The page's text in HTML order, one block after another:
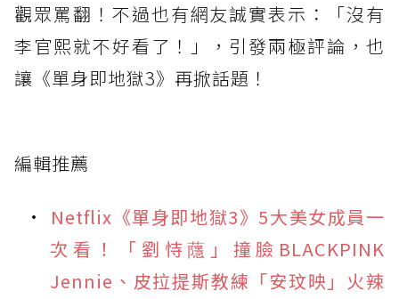
觀眾罵翻！不過也有網友誠實表示：「沒有
李官熙就不好看了！」，引發兩極評論，也
讓《單身即地獄3》再掀話題！
編輯推薦
Netflix《單身即地獄3》5大美女成員一
次看！「劉恃蘟」撞臉BLACKPINK
Jennie、皮拉提斯教練「安玟映」火辣